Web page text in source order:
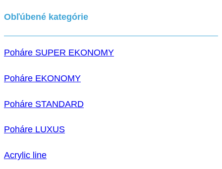
Obľúbené kategórie
Poháre SUPER EKONOMY
Poháre EKONOMY
Poháre STANDARD
Poháre LUXUS
Acrylic line